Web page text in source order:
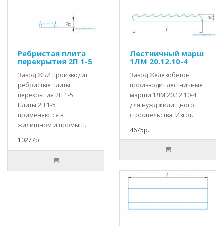
Ребристая плита
перекрытия 2П 1-5
Завод ЖБИ производит
ребристые плиты
перекрытия 2П 1-5.
Плиты 2П 1-5
применяются в
жилищном и промыш..
10277р.
Лестничный марш
1ЛМ 20.12.10-4
Завод Железобетон
производит лестничные
марши 1ЛМ 20.12.10-4
для нужд жилищного
строительства. Изгот..
4675р.